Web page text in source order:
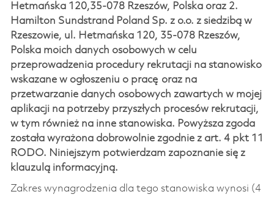
Hetmańska 120,35-078 Rzeszów, Polska oraz 2.
Hamilton Sundstrand Poland Sp. z o.o. z siedzibą w
Rzeszowie, ul. Hetmańska 120, 35-078 Rzeszów,
Polska moich danych osobowych w celu
przeprowadzenia procedury rekrutacji na stanowisko
wskazane w ogłoszeniu o pracę oraz na
przetwarzanie danych osobowych zawartych w mojej
aplikacji na potrzeby przyszłych procesów rekrutacji,
w tym również na inne stanowiska. Powyższa zgoda
została wyrażona dobrowolnie zgodnie z art. 4 pkt 11
RODO. Niniejszym potwierdzam zapoznanie się z
klauzulą informacyjną.
Zakres wynagrodzenia dla tego stanowiska wynosi (4